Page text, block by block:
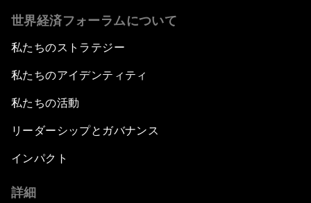
世界経済フォーラムについて
私たちのストラテジー
私たちのアイデンティティ
私たちの活動
リーダーシップとガバナンス
インパクト
詳細